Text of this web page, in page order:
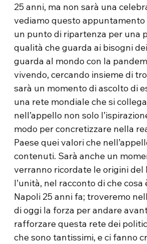
25 anni, ma non sarà una
vediamo questo
un punto di ripartenza per una
qualità che guarda ai bisogni
guarda al mondo con la
vivendo, cercando insieme di
sarà un momento di ascolto di
una rete mondiale che si
nell’appello non solo
modo per concretizzare nella
Paese quei valori che
contenuti. Sarà anche un
verranno ricordate le origini del
l’unità, nel racconto di che cosa
Napoli 25 anni fa; troveremo
di oggi la forza per andare
rafforzare questa rete dei
che sono tantissimi, e ci fanno